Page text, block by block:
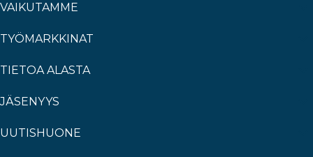
VAIKUTAMME
TYÖMARKKINAT
TIETOA ALASTA
JÄSENYYS
UUTISHUONE